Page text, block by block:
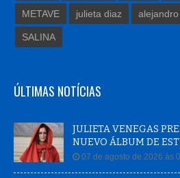
METAVE julieta diaz
SALINA
ÚLTIMAS NOTÍCIAS
JULIETA VENEGAS
NUEVO ÁLBUM DE
07 de agosto de 2026 às